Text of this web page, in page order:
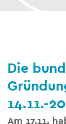
Die
14.11.-
Am 17.11.